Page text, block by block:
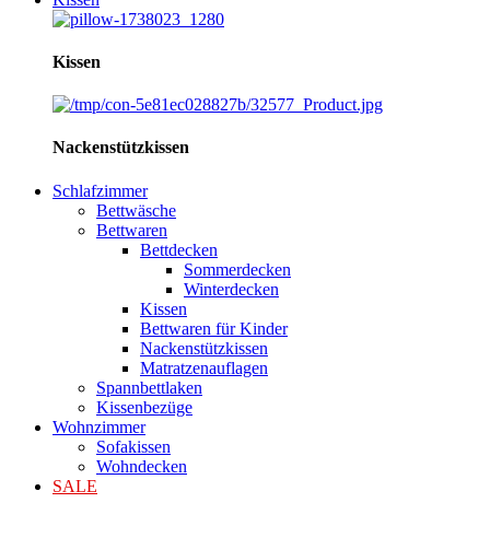
Kissen
Nackenstützkissen
Schlafzimmer
Bettwäsche
Bettwaren
Bettdecken
Sommerdecken
Winterdecken
Kissen
Bettwaren für Kinder
Nackenstützkissen
Matratzenauflagen
Spannbettlaken
Kissenbezüge
Wohnzimmer
Sofakissen
Wohndecken
SALE